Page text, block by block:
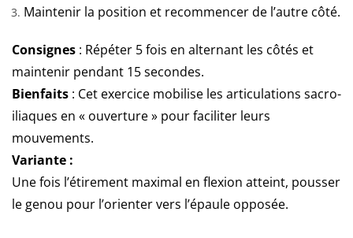
Maintenir la position et recommencer de l’autre côté.
Consignes : Répéter 5 fois en alternant les côtés et
maintenir pendant 15 secondes.
Bienfaits : Cet exercice mobilise les articulations sacro-
iliaques en « ouverture » pour faciliter leurs
mouvements.
Variante :
Une fois l’étirement maximal en flexion atteint, pousser
le genou pour l’orienter vers l’épaule opposée.